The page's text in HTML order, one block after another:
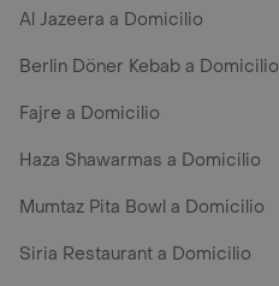
Al Jazeera a Domicilio
Berlin Döner Kebab a Domicilio
Fajre a Domicilio
Haza Shawarmas a Domicilio
Mumtaz Pita Bowl a Domicilio
Siria Restaurant a Domicilio